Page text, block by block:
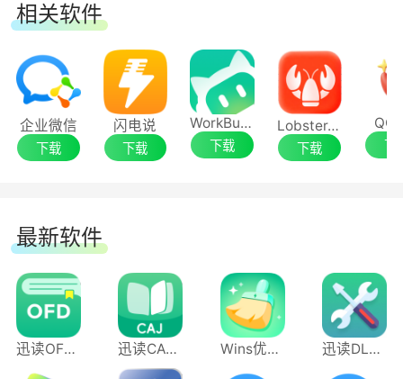
相关软件
企业微信
下载
闪电说
下载
WorkBuddy
下载
LobsterAI 有道龙虾
下载 下
最新软件
迅读OFD阅读转换器 迅读CAJ阅读转换器 Wins优化清理大师 迅读DLL修复工具